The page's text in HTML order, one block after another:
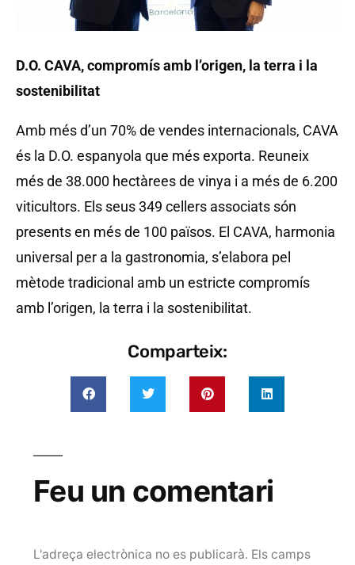
D.O. CAVA, compromís amb l’origen, la terra i la
sostenibilitat
Amb més d’un 70% de vendes internacionals, CAVA
és la D.O. espanyola que més exporta. Reuneix
més de 38.000 hectàrees de vinya i a més de 6.200
viticultors. Els seus 349 cellers associats són
presents en més de 100 països. El CAVA, harmonia
universal per a la gastronomia, s’elabora pel
mètode tradicional amb un estricte compromís
amb l’origen, la terra i la sostenibilitat.
Comparteix:
Feu un comentari
L'adreça electrònica no es publicarà. Els camps